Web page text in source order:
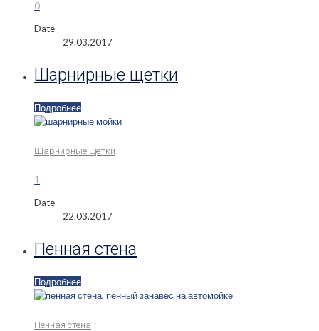
0
Date
29.03.2017
Шарнирные щетки
Подробнее
Шарнирные щетки
1
Date
22.03.2017
Пенная стена
Подробнее
Пенная стена